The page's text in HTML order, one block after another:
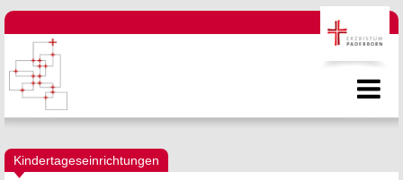
Kindertageseinrichtungen